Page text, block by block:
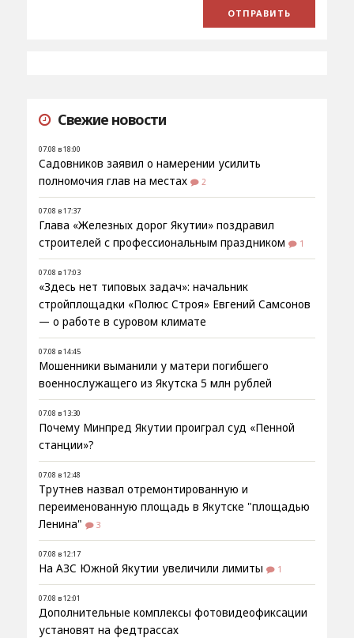
Свежие новости
07.08 в 18:00
Садовников заявил о намерении усилить
полномочия глав на местах
2
07.08 в 17:37
Глава «Железных дорог Якутии» поздравил
строителей с профессиональным праздником
1
07.08 в 17:03
«Здесь нет типовых задач»: начальник
стройплощадки «Полюс Строя» Евгений Самсонов
— о работе в суровом климате
07.08 в 14:45
Мошенники выманили у матери погибшего
военнослужащего из Якутска 5 млн рублей
07.08 в 13:30
Почему Минпред Якутии проиграл суд «Пенной
станции»?
07.08 в 12:48
Трутнев назвал отремонтированную и
переименованную площадь в Якутске "площадью
Ленина"
3
07.08 в 12:17
На АЗС Южной Якутии увеличили лимиты 1
07.08 в 12:01
Дополнительные комплексы фотовидеофиксации
установят на федтрассах